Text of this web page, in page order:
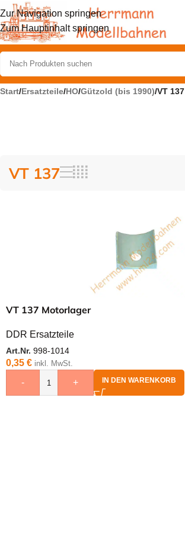
Zur Navigation springen
Zum Hauptinhalt springen
Start/Ersatzteile/HO/Gützold (bis 1990)/VT 137
VT 137
VT 137 Motorlager
DDR Ersatzteile
Art.Nr. 998-1014
0,35 € inkl. MwSt.
- + IN DEN WARENKORB